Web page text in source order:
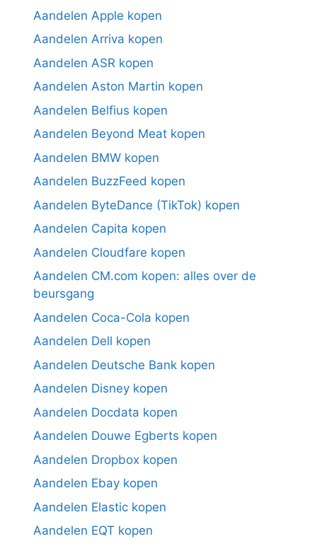
Aandelen Apple kopen
Aandelen Arriva kopen
Aandelen ASR kopen
Aandelen Aston Martin kopen
Aandelen Belfius kopen
Aandelen Beyond Meat kopen
Aandelen BMW kopen
Aandelen BuzzFeed kopen
Aandelen ByteDance (TikTok) kopen
Aandelen Capita kopen
Aandelen Cloudfare kopen
Aandelen CM.com kopen: alles over de
beursgang
Aandelen Coca-Cola kopen
Aandelen Dell kopen
Aandelen Deutsche Bank kopen
Aandelen Disney kopen
Aandelen Docdata kopen
Aandelen Douwe Egberts kopen
Aandelen Dropbox kopen
Aandelen Ebay kopen
Aandelen Elastic kopen
Aandelen EQT kopen